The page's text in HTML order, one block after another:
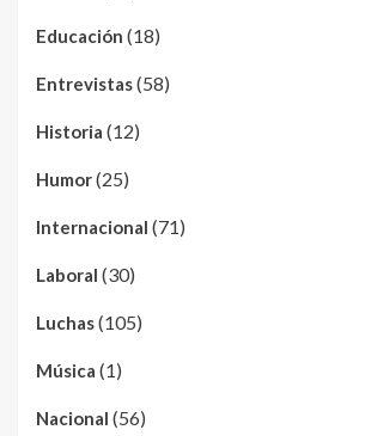
Educación (18)
Entrevistas(58)
Historia (12)
Humor(25)
Internacional (71)
Laboral (30)
Luchas(105)
Música (1)
Nacional (56)